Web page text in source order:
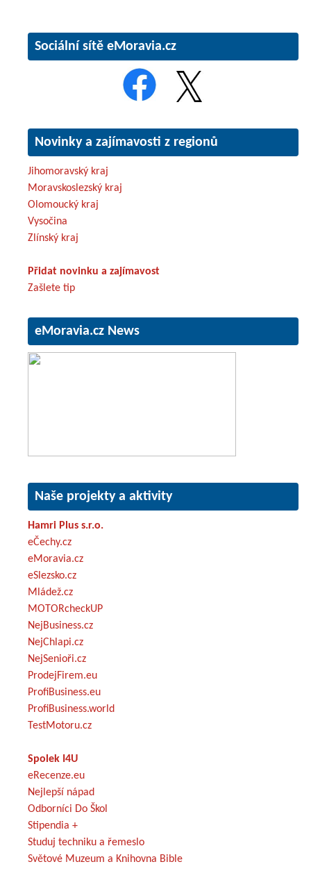
Sociální sítě eMoravia.cz
Novinky a zajímavosti z regionů
Jihomoravský kraj
Moravskoslezský kraj
Olomoucký kraj
Vysočina
Zlínský kraj
Přidat novinku a zajímavost
Zašlete tip
eMoravia.cz News
Naše projekty a aktivity
Hamri Plus s.r.o.
eČechy.cz
eMoravia.cz
eSlezsko.cz
Mládež.cz
MOTORcheckUP
NejBusiness.cz
NejChlapi.cz
NejSenioři.cz
ProdejFirem.eu
ProfiBusiness.eu
ProfiBusiness.world
TestMotoru.cz
Spolek I4U
eRecenze.eu
Nejlepší nápad
Odborníci Do Škol
Stipendia +
Studuj techniku a řemeslo
Světové Muzeum a Knihovna Bible